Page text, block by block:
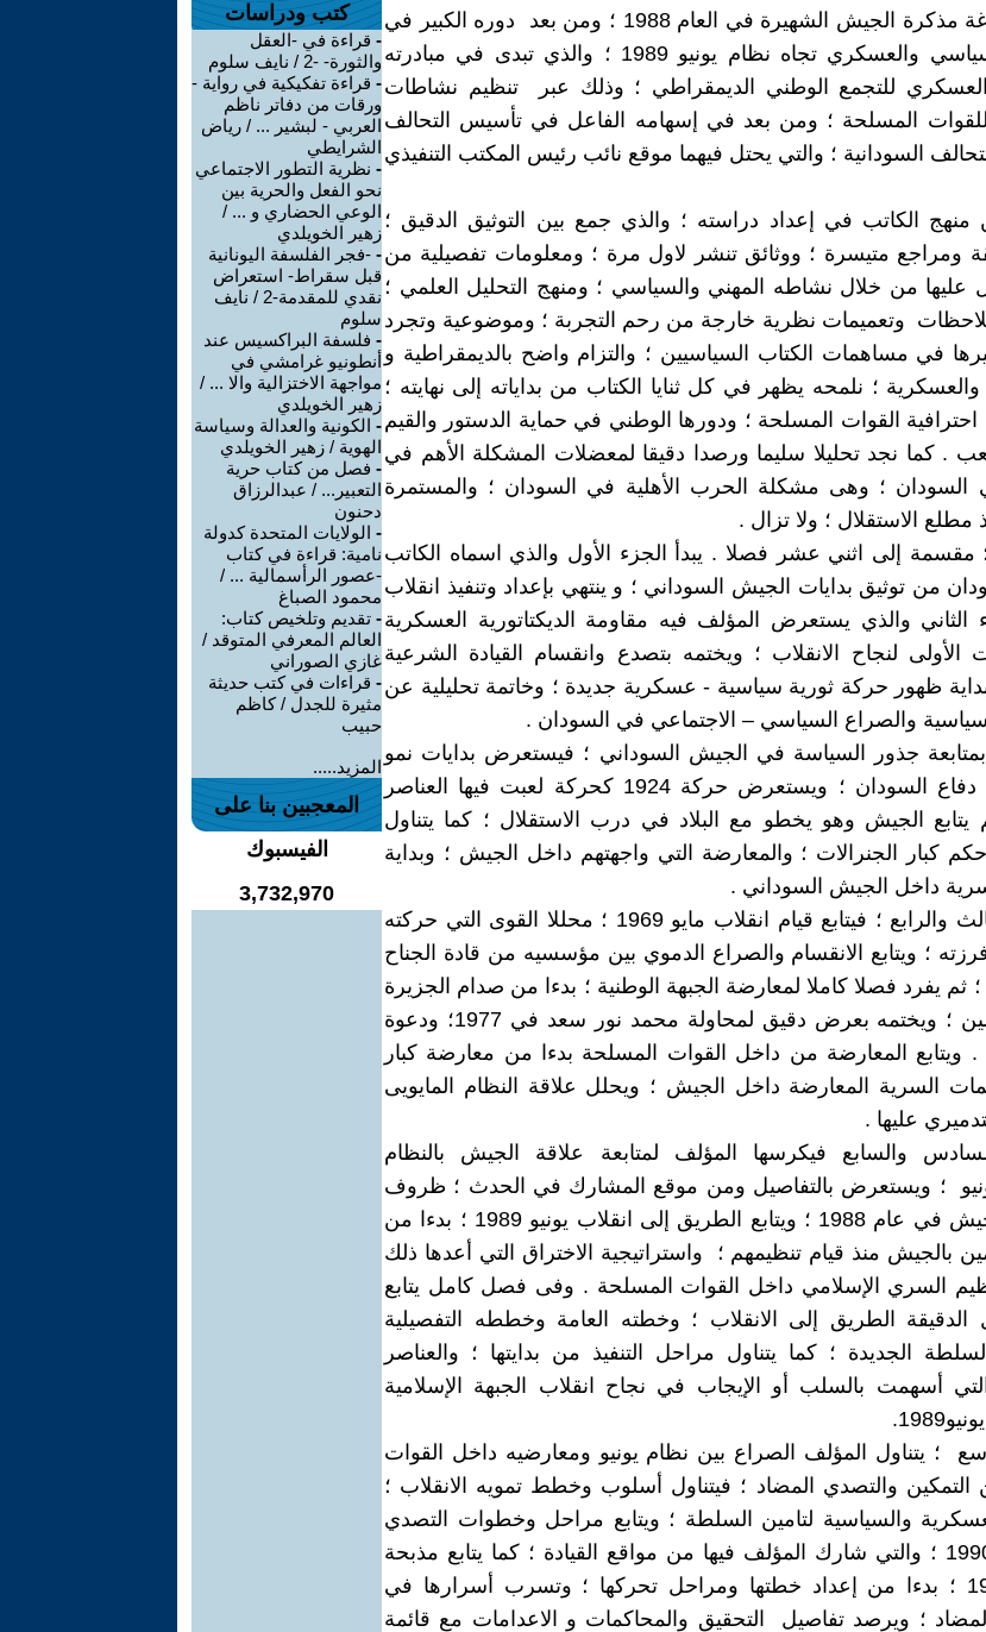
1985 ؛ ومساهمته في صياغة مذكرة الجيش الشهيرة في العام 1988 ؛ ومن بعد دوره الكبير في
تنظيم العمل المعارض السياسي والعسكري تجاه نظام يونيو 1989 ؛ والذي تبدى في مبادرته
العسكري للتجمع الوطني الديمقراطي ؛ وذلك عبر تنظيم نشاطات
للقوات المسلحة ؛ ومن بعد في إسهامه الفاعل في تأسيس التحالف
السودانية ؛ والتي يحتل فيهما موقع نائب رئيس المكتب التنفيذي
منهج الكاتب في إعداد دراسته ؛ والذي جمع بين التوثيق الدقيق ؛
ومراجع متيسرة ؛ ووثائق تنشر لاول مرة ؛ ومعلومات تفصيلية من
من خلال نشاطه المهني والسياسي ؛ ومنهج التحليل العلمي ؛
وتعميمات نظرية خارجة من رحم التجربة ؛ وموضوعية وتجرد
في مساهمات الكتاب السياسيين ؛ والتزام واضح بالديمقراطية و
؛ نلمحه يظهر في كل ثنايا الكتاب من بداياته إلى نهايته ؛
القوات المسلحة ؛ ودورها الوطني في حماية الدستور والقيم
. كما نجد تحليلا سليما ورصدا دقيقا لمعضلات المشكلة الأهم في
السودان ؛ وهى مشكلة الحرب الأهلية في السودان ؛ والمستمرة
الاستقلال ؛ ولا تزال .
مقسمة إلى اثني عشر فصلا . يبدأ الجزء الأول والذي اسماه الكاتب
من توثيق بدايات الجيش السوداني ؛ و ينتهي بإعداد وتنفيذ انقلاب
الجزء الثاني والذي يستعرض المؤلف فيه مقاومة الديكتاتورية العسكرية
لنجاح الانقلاب ؛ ويختمه بتصدع وانقسام القيادة الشرعية
ظهور حركة ثورية سياسية - عسكرية جديدة ؛ وخاتمة تحليلية عن
والصراع السياسي – الاجتماعي في السودان .
جذور السياسة في الجيش السوداني ؛ فيستعرض بدايات نمو
الجيش السوداني من قوة دفاع السودان ؛ ويستعرض حركة 1924 كحركة لعبت فيها العناصر
يتابع الجيش وهو يخطو مع البلاد في درب الاستقلال ؛ كما يتناول
كبار الجنرالات ؛ والمعارضة التي واجهتهم داخل الجيش ؛ وبداية
داخل الجيش السوداني .
أما في الفصول الثاني والثالث والرابع ؛ فيتابع قيام انقلاب مايو 1969 ؛ محللا القوى التي حركته
؛ ويتابع الانقسام والصراع الدموي بين مؤسسيه من قادة الجناح
ثم يفرد فصلا كاملا لمعارضة الجبهة الوطنية ؛ بدءا من صدام الجزيرة
أبا ؛ إلى انقلاب حسن حسين ؛ ويختمه بعرض دقيق لمحاولة محمد نور سعد في 1977؛ ودعوة
. ويتابع المعارضة من داخل القوات المسلحة بدءا من معارضة كبار
السرية المعارضة داخل الجيش ؛ ويحلل علاقة النظام المايويى
عليها .
والسابع فيكرسها المؤلف لمتابعة علاقة الجيش بالنظام
وانقلاب 30 يونيو ؛ ويستعرض بالتفاصيل ومن موقع المشارك في الحدث ؛ ظروف
وملابسات مذكرة قيادة الجيش في عام 1988 ؛ ويتابع الطريق إلى انقلاب يونيو 1989 ؛ بدءا من
بالجيش منذ قيام تنظيمهم ؛ واستراتيجية الاختراق التي أعدها ذلك
السري الإسلامي داخل القوات المسلحة . وفى فصل كامل يتابع
الدقيقة الطريق إلى الانقلاب ؛ وخطته العامة وخططه التفصيلية
الجديدة ؛ كما يتناول مراحل التنفيذ من بدايتها ؛ والعناصر
أسهمت بالسلب أو الإيجاب في نجاح انقلاب الجبهة الإسلامية
؛ يتناول المؤلف الصراع بين نظام يونيو ومعارضيه داخل القوات
والتصدي المضاد ؛ فيتناول أسلوب وخطط تمويه الانقلاب ؛
والسياسية لتامين السلطة ؛ ويتابع مراحل وخطوات التصدي
الأول ؛ من حركة مارس 1990 ؛ والتي شارك المؤلف فيها من مواقع القيادة ؛ كما يتابع مذبحة
حركة أبريل (رمضان) 1990 ؛ بدءا من إعداد خطتها ومراحل تحركها ؛ وتسرب أسرارها في
؛ ويرصد تفاصيل التحقيق والمحاكمات و الاعدامات مع قائمة
كتب ودراسات
- قراءة في -العقل
والثورة- -2 / نايف سلوم
- قراءة تفكيكية في رواية -
ورقات من دفاتر ناظم
العربي - لبشير ... / رياض
الشرايطي
- نظرية التطور الاجتماعي
نحو الفعل والحرية بين
الوعي الحضاري و ... /
زهير الخويلدي
- -فجر الفلسفة اليونانية
قبل سقراط- استعراض
نقدي للمقدمة-2 / نايف
سلوم
- فلسفة البراكسيس عند
أنطونيو غرامشي في
مواجهة الاختزالية والا ... /
زهير الخويلدي
- الكونية والعدالة وسياسة
الهوية / زهير الخويلدي
- فصل من كتاب حرية
التعبير... / عبدالرزاق
دحنون
- الولايات المتحدة كدولة
نامية: قراءة في كتاب
-عصور الرأسمالية ... /
محمود الصباغ
- تقديم وتلخيص كتاب:
العالم المعرفي المتوقد /
غازي الصوراني
- قراءات في كتب حديثة
مثيرة للجدل / كاظم
حبيب
المزيد.....
المعجبين بنا على
الفيسبوك
3,732,970